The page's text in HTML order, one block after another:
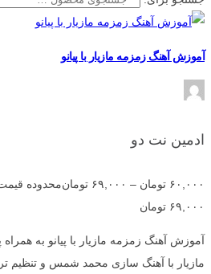
آموزش آهنگ زمزمه مازیار با پیانو
ادمین نت دو
۶۰,۰۰۰ تومان – ۶۹,۰۰۰ تومان
۶۹,۰۰۰ تومان
آموزش آهنگ زمزمه مازیار با پیانو به
مازیار با آهنگ سازی محمد شمس و تنظیم